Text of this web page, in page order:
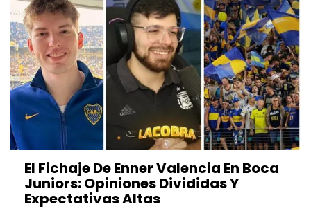
El Fichaje De Enner Valencia En Boca
Juniors: Opiniones Divididas Y
Expectativas Altas